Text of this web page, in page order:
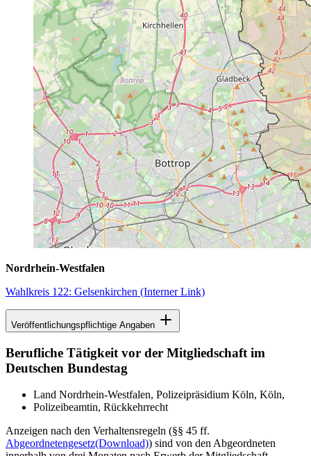
Nordrhein-Westfalen
Wahlkreis 122: Gelsenkirchen (Interner Link)
Veröffentlichungspflichtige Angaben
Berufliche Tätigkeit vor der Mitgliedschaft im
Deutschen Bundestag
Land Nordrhein-Westfalen, Polizeipräsidium Köln, Köln,
Polizeibeamtin, Rückkehrrecht
Anzeigen nach den Verhaltensregeln (§§ 45 ff.
Abgeordnetengesetz(Download)) sind von den Abgeordneten